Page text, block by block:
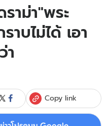
าม่า"พระ
บไม่ได้ เอา
า
Copy link